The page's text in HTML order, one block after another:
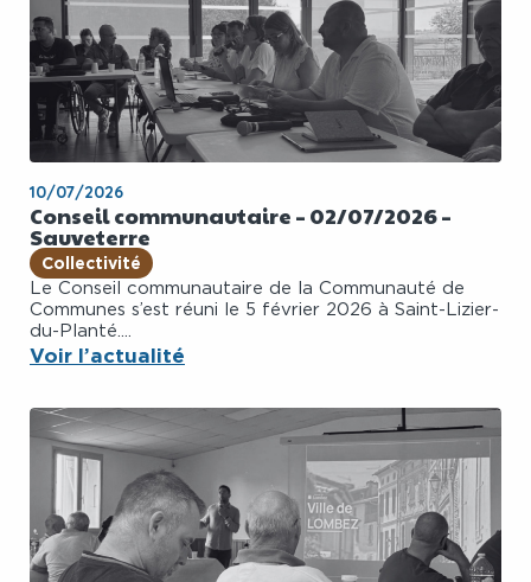
10/07/2026
Conseil communautaire – 02/07/2026 –
Sauveterre
Collectivité
Le Conseil communautaire de la Communauté de
Communes s’est réuni le 5 février 2026 à Saint-Lizier-
du-Planté....
Voir l’actualité